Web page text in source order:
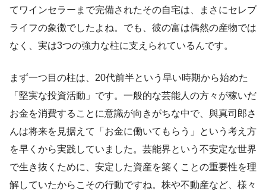
てワインセラーまで完備されたその自宅は、まさにセレブ
ライフの象徴でしたよね。でも、彼の富は偶然の産物では
なく、実は3つの強力な柱に支えられているんです。
まず一つ目の柱は、20代前半という早い時期から始めた
「堅実な投資活動」です。一般的な芸能人の方々が稼いだ
お金を消費することに意識が向きがちな中で、與真司郎さ
んは将来を見据えて「お金に働いてもらう」という考え方
を早くから実践していました。芸能界という不安定な世界
で生き抜くために、安定した資産を築くことの重要性を理
解していたからこその行動ですね。株や不動産など、様々